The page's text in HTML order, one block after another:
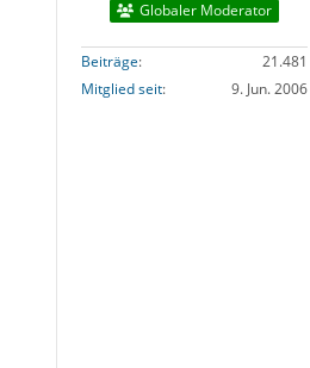
Globaler Moderator
Beiträge
21.481
Mitglied seit
9. Jun. 2006